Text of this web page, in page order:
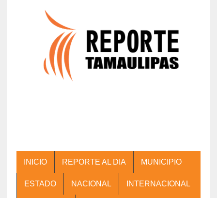
INICIO REPORTE AL DIA MUNICIPIO
ESTADO NACIONAL INTERNACIONAL